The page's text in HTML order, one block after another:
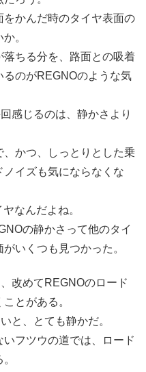
かんだ時のタイヤ表面の
。
ちる分を、路面との吸着
のがREGNOのような気
感じるのは、静かさより
かつ、しっとりとした乗
ノイズも気にならなくな
なんだよね。
の静かさって他のタイ
いくつも見つかった。
改めてREGNOのロード
とがある。
と、とても静かだ。
フツウの道では、ロード